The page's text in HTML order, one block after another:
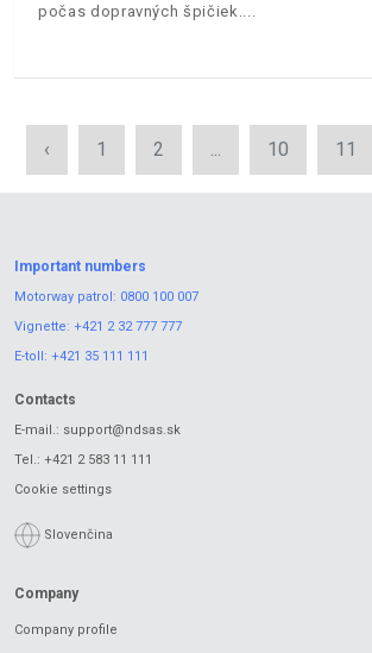
počas dopravných špičiek.
‹ 1 2 ... 10 11
Important numbers
Motorway patrol: 0800 100 007
Vignette: +421 2 32 777 777
E-toll: +421 35 111 111
Contacts
E-mail.: support@ndsas.sk
Tel.: +421 2 583 11 111
Cookie settings
Slovenčina
Company
Company profile